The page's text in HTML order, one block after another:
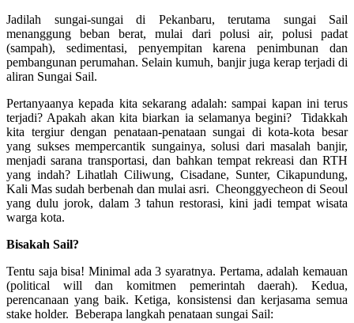
Jadilah sungai-sungai di Pekanbaru, terutama sungai Sail
menanggung beban berat, mulai dari polusi air, polusi padat
(sampah), sedimentasi, penyempitan karena penimbunan dan
pembangunan perumahan. Selain kumuh, banjir juga kerap terjadi di
aliran Sungai Sail.
Pertanyaanya kepada kita sekarang adalah: sampai kapan ini terus
terjadi? Apakah akan kita biarkan ia selamanya begini? Tidakkah
kita tergiur dengan penataan-penataan sungai di kota-kota besar
yang sukses mempercantik sungainya, solusi dari masalah banjir,
menjadi sarana transportasi, dan bahkan tempat rekreasi dan RTH
yang indah? Lihatlah Ciliwung, Cisadane, Sunter, Cikapundung,
Kali Mas sudah berbenah dan mulai asri. Cheonggyecheon di Seoul
yang dulu jorok, dalam 3 tahun restorasi, kini jadi tempat wisata
warga kota.
Bisakah Sail?
Tentu saja bisa! Minimal ada 3 syaratnya. Pertama, adalah kemauan
(political will dan komitmen pemerintah daerah). Kedua,
perencanaan yang baik. Ketiga, konsistensi dan kerjasama semua
stake holder. Beberapa langkah penataan sungai Sail: